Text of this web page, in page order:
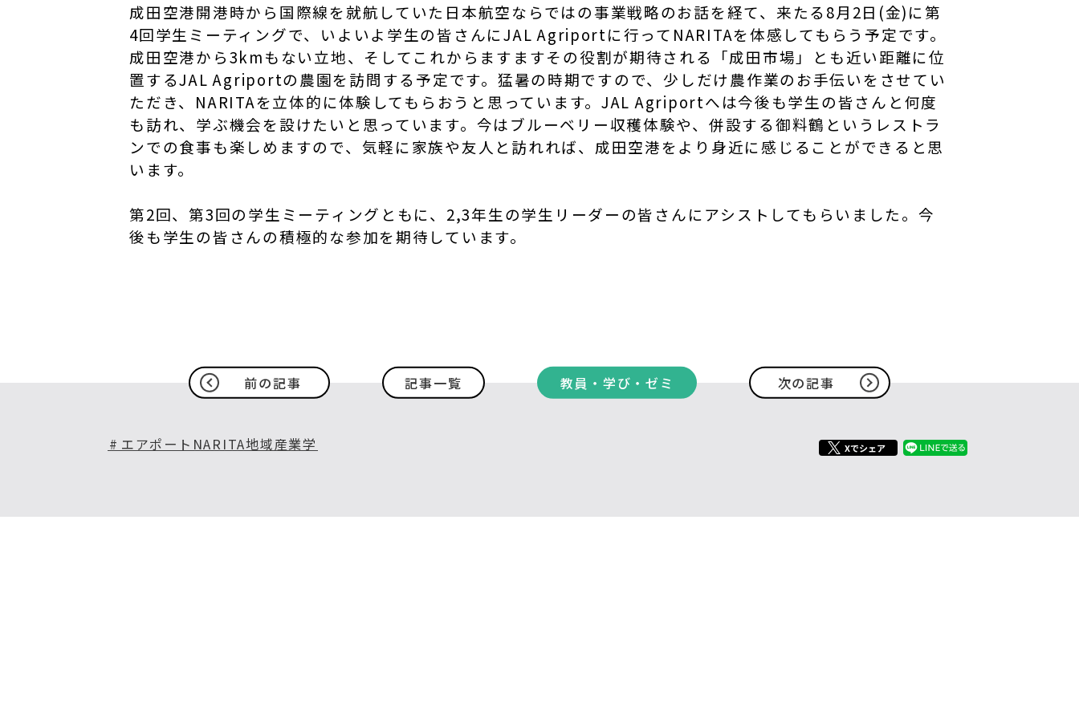
成田空港開港時から国際線を就航していた日本航空ならではの事業戦略のお話を経て、来たる8月2日(金)に第
4回学生ミーティングで、いよいよ学生の皆さんにJAL Agriportに行ってNARITAを体感してもらう予定です。
成田空港から3kmもない立地、そしてこれからますますその役割が期待される「成田市場」とも近い距離に位
置するJAL Agriportの農園を訪問する予定です。猛暑の時期ですので、少しだけ農作業のお手伝いをさせてい
ただき、NARITAを立体的に体験してもらおうと思っています。JAL Agriportへは今後も学生の皆さんと何度
も訪れ、学ぶ機会を設けたいと思っています。今はブルーベリー収穫体験や、併設する御料鶴というレストラ
ンでの食事も楽しめますので、気軽に家族や友人と訪れれば、成田空港をより身近に感じることができると思
います。
第2回、第3回の学生ミーティングともに、2,3年生の学生リーダーの皆さんにアシストしてもらいました。今
後も学生の皆さんの積極的な参加を期待しています。
前の記事 記事一覧 教員・学び・ゼミ 次の記事
エアポートNARITA地域産業学 Xでシェア